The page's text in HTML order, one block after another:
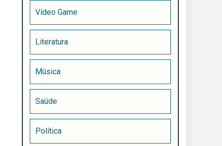
Vídeo Game
Literatura
Música
Saúde
Política